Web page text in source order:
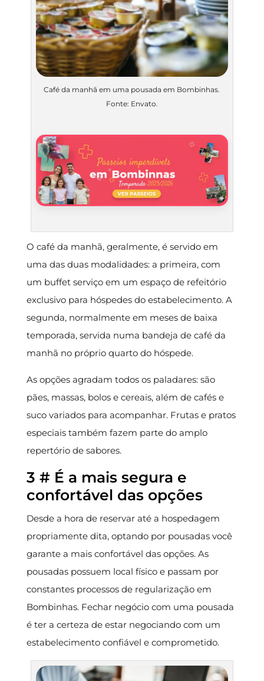
Café da manhã em uma pousada em Bombinhas.
Fonte: Envato.
O café da manhã, geralmente, é servido em
uma das duas modalidades: a primeira, com
um buffet serviço em um espaço de refeitório
exclusivo para hóspedes do estabelecimento. A
segunda, normalmente em meses de baixa
temporada, servida numa bandeja de café da
manhã no próprio quarto do hóspede.
As opções agradam todos os paladares: são
pães, massas, bolos e cereais, além de cafés e
suco variados para acompanhar. Frutas e pratos
especiais também fazem parte do amplo
repertório de sabores.
3 # É a mais segura e
confortável das opções
Desde a hora de reservar até a hospedagem
propriamente dita, optando por pousadas você
garante a mais confortável das opções. As
pousadas possuem local físico e passam por
constantes processos de regularização em
Bombinhas. Fechar negócio com uma pousada
é ter a certeza de estar negociando com um
estabelecimento confiável e comprometido.